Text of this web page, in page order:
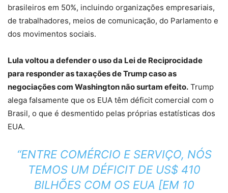
brasileiros em 50%, incluindo organizações empresariais,
de trabalhadores, meios de comunicação, do Parlamento e
dos movimentos sociais.
Lula voltou a defender o uso da Lei de Reciprocidade
para responder as taxações de Trump caso as
negociações com Washington não surtam efeito. Trump
alega falsamente que os EUA têm déficit comercial com o
Brasil, o que é desmentido pelas próprias estatísticas dos
EUA.
“ENTRE COMÉRCIO E SERVIÇO, NÓS
TEMOS UM DÉFICIT DE US$ 410
BILHÕES COM OS EUA [EM 10